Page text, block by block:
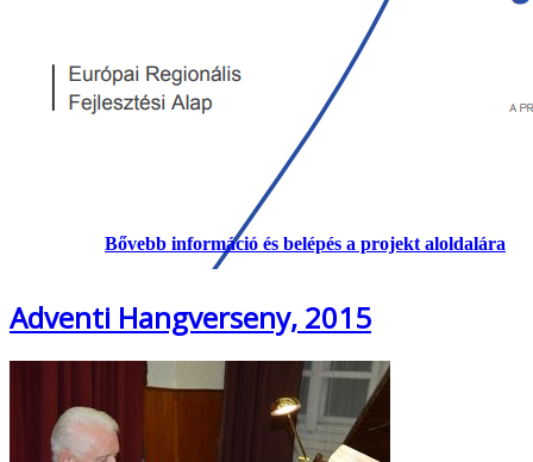
Bővebb információ és belépés a projekt aloldalára
Adventi Hangverseny, 2015